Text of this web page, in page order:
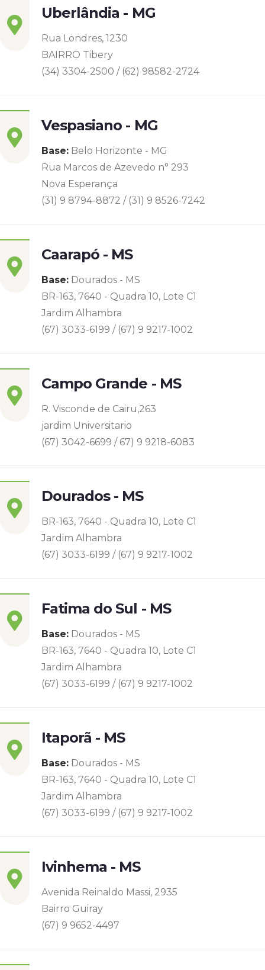
Uberlândia - MG
Rua Londres, 1230
BAIRRO Tibery
(34) 3304-2500 / (62) 98582-2724
Vespasiano - MG
Base: Belo Horizonte - MG
Rua Marcos de Azevedo n° 293
Nova Esperança
(31) 9 8794-8872 / (31) 9 8526-7242
Caarapó - MS
Base: Dourados - MS
BR-163, 7640 - Quadra 10, Lote C1
Jardim Alhambra
(67) 3033-6199 / (67) 9 9217-1002
Campo Grande - MS
R. Visconde de Cairu,263
jardim Universitario
(67) 3042-6699 / 67) 9 9218-6083
Dourados - MS
BR-163, 7640 - Quadra 10, Lote C1
Jardim Alhambra
(67) 3033-6199 / (67) 9 9217-1002
Fatima do Sul - MS
Base: Dourados - MS
BR-163, 7640 - Quadra 10, Lote C1
Jardim Alhambra
(67) 3033-6199 / (67) 9 9217-1002
Itaporã - MS
Base: Dourados - MS
BR-163, 7640 - Quadra 10, Lote C1
Jardim Alhambra
(67) 3033-6199 / (67) 9 9217-1002
Ivinhema - MS
Avenida Reinaldo Massi, 2935
Bairro Guiray
(67) 9 9652-4497